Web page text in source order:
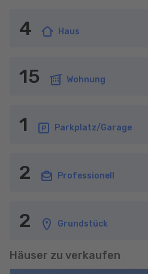
4 Haus
15 Wohnung
1 Parkplatz/Garage
2 Professionell
2 Grundstück
Häuser zu verkaufen